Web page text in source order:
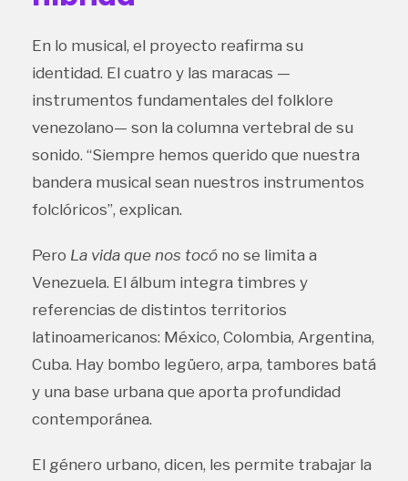
En lo musical, el proyecto reafirma su
identidad. El cuatro y las maracas —
instrumentos fundamentales del folklore
venezolano— son la columna vertebral de su
sonido. “Siempre hemos querido que nuestra
bandera musical sean nuestros instrumentos
folclóricos”, explican.
Pero La vida que nos tocó no se limita a
Venezuela. El álbum integra timbres y
referencias de distintos territorios
latinoamericanos: México, Colombia, Argentina,
Cuba. Hay bombo legüero, arpa, tambores batá
y una base urbana que aporta profundidad
contemporánea.
El género urbano, dicen, les permite trabajar la